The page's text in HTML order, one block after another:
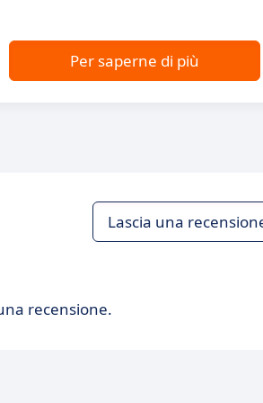
Per saperne di più
Lascia una
recensione.